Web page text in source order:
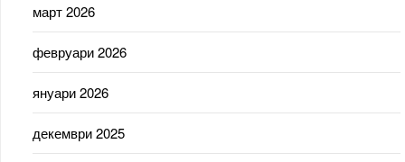
март 2026
февруари 2026
януари 2026
декември 2025